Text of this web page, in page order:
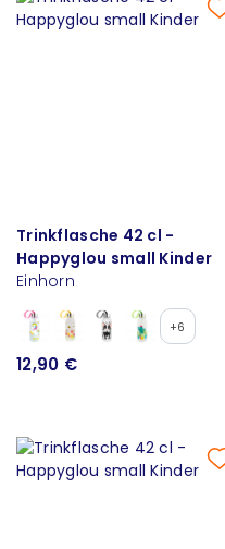
Trinkflasche 42 cl -
Happyglou small Kinder
Einhorn
+6
12,90 €